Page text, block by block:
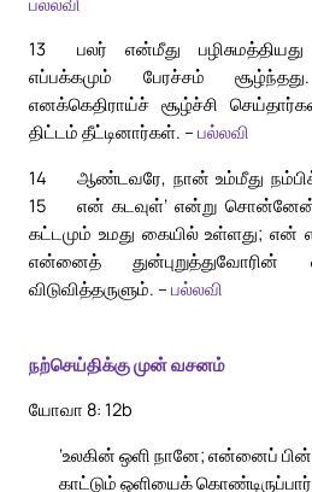
13
பலர் என்மீது
எப்பக்கமும் பேரச்சம்
எனக்கெதிராய்ச் சூழ்ச்சி
திட்டம் தீட்டினார்கள். – பல்லவி
14
ஆண்டவரே, நான் உம்மீது
என் கடவுள்’ என்று
15
கட்டமும் உமது கையில் உள்ளது; என்
என்னைத்
விடுவித்தருளும். – பல்லவி
நற்செய்திக்கு முன் வசனம்
யோவா 8: 12b
‘உலகின் ஒளி நானே; என்னைப்
காட்டும் ஒளியைக்